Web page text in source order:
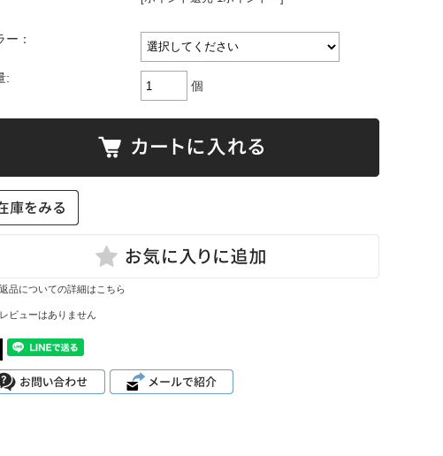
会員ランクアッ
口割引）につい
ストーン・サイ
ズ表
ー：
:
個
返品についての詳細はこちら
レビューはありません